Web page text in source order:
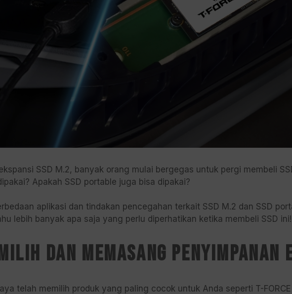
SSD M.2, banyak orang mulai bergegas untuk pergi membeli
Apakah SSD portable juga bisa dipakai?
aplikasi dan tindakan pencegahan terkait SSD M.2 dan SSD
lebih banyak apa saja yang perlu diperhatikan ketika membeli SSD ini!
dan memasang penyimpanan
telah memilih produk yang paling cocok untuk Anda seperti T-FORCE